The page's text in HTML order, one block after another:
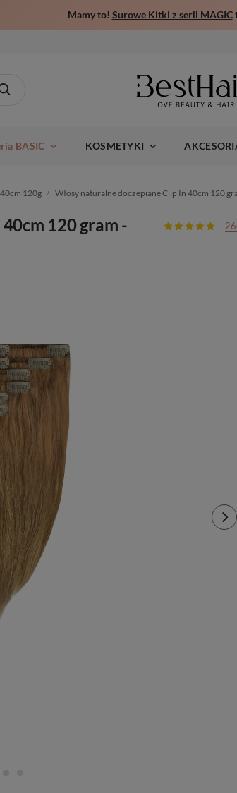
Mamy to! Surowe Kitki z serii MAGIC
BASIC KOSMETYKI
120g Włosy naturalne doczepiane Clip In 40cm 120
120 gram -